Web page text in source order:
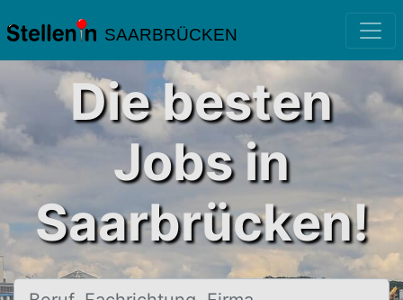
SAARBRÜCKEN
Die besten
Jobs in
Saarbrücken!
Beruf, Fachrichtung, Firma